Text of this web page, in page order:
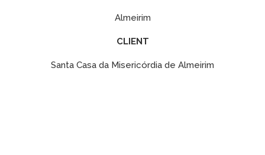
Almeirim
CLIENT
Santa Casa da Misericórdia de Almeirim